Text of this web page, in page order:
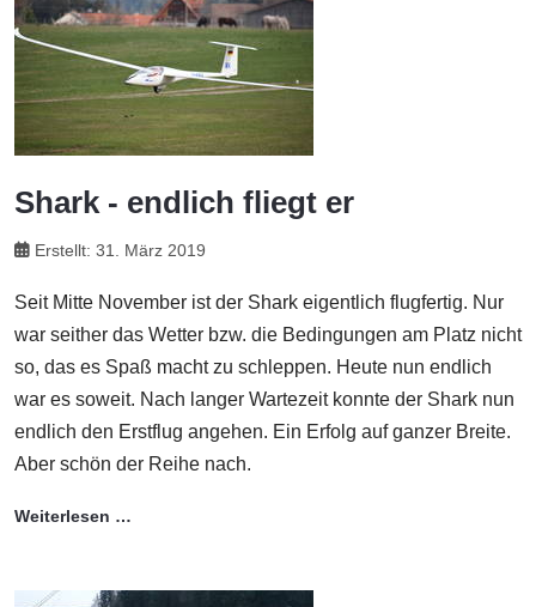
Shark - endlich fliegt er
Erstellt: 31. März 2019
Seit Mitte November ist der Shark eigentlich flugfertig. Nur
war seither das Wetter bzw. die Bedingungen am Platz nicht
so, das es Spaß macht zu schleppen. Heute nun endlich
war es soweit. Nach langer Wartezeit konnte der Shark nun
endlich den Erstflug angehen. Ein Erfolg auf ganzer Breite.
Aber schön der Reihe nach.
Weiterlesen …